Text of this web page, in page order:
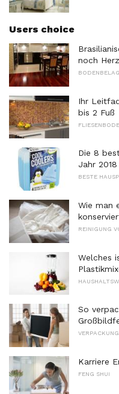
Users choice
noch
Ihr
bis 2 Fuß
Die 8
Jahr
BESTE
Wie man
REINIGUNG
Welches
So
Karriere
FENG SHUI